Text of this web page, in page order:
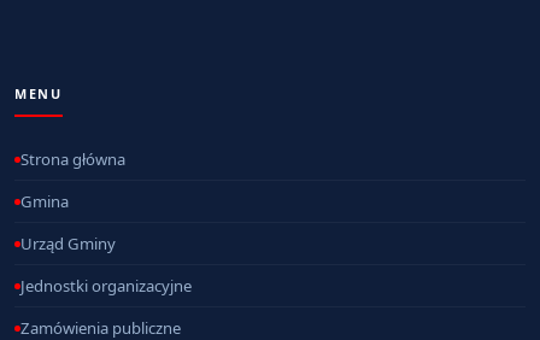
MENU
Strona główna
Gmina
Urząd Gminy
Jednostki organizacyjne
Zamówienia publiczne